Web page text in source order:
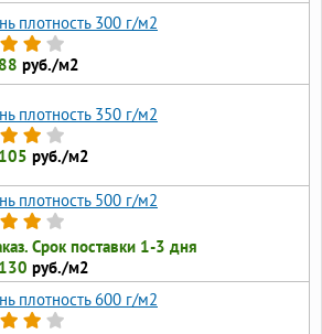
плотность 300 г/м2
88 руб./м2
плотность 350 г/м2
105 руб./м2
плотность 500 г/м2
Срок поставки 1-3 дня
130 руб./м2
плотность 600 г/м2